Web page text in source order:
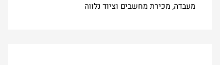
מעבדה, מכירת מחשבים וציוד נלווה